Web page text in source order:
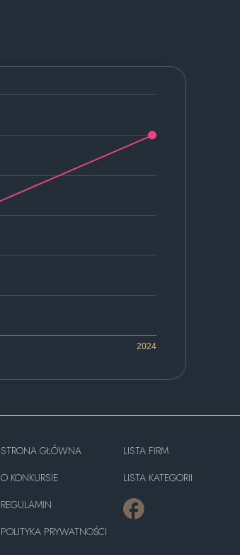
2024
STRONA GŁÓWNA
O KONKURSIE
REGULAMIN
POLITYKA PRYWATNOŚCI
LISTA FIRM
LISTA KATEGORII